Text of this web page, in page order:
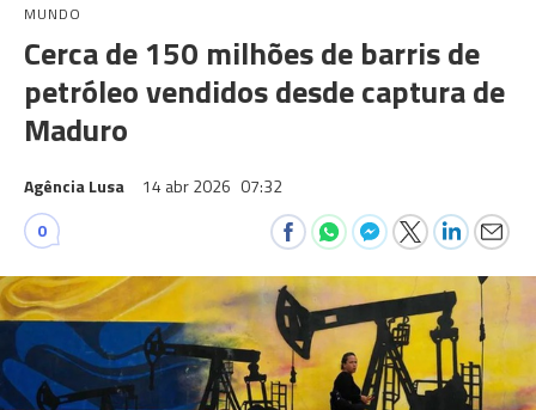
MUNDO
Cerca de 150 milhões de barris de
petróleo vendidos desde captura de
Maduro
Agência Lusa 14 abr 2026 07:32
0